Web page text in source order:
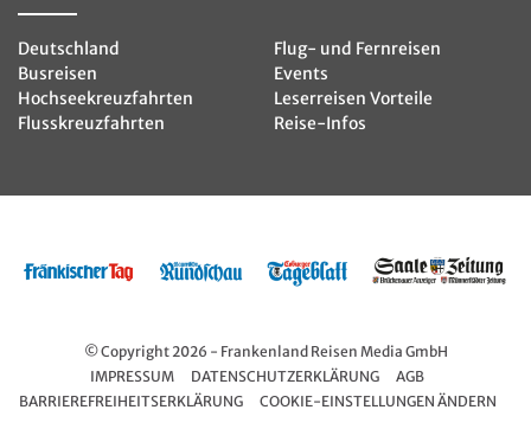
Deutschland
Busreisen
Hochseekreuzfahrten
Flusskreuzfahrten
Flug- und Fernreisen
Events
Leserreisen Vorteile
Reise-Infos
© Copyright 2026 - Frankenland Reisen Media GmbH
IMPRESSUM
DATENSCHUTZERKLÄRUNG
AGB
BARRIEREFREIHEITSERKLÄRUNG
COOKIE-EINSTELLUNGEN ÄNDERN